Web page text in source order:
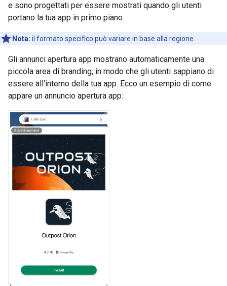
e sono progettati per essere mostrati quando gli utenti
portano la tua app in primo piano.
Nota: il formato specifico può variare in base alla regione.
Gli annunci apertura app mostrano automaticamente una
piccola area di branding, in modo che gli utenti sappiano di
essere all'interno della tua app. Ecco un esempio di come
appare un annuncio apertura app: